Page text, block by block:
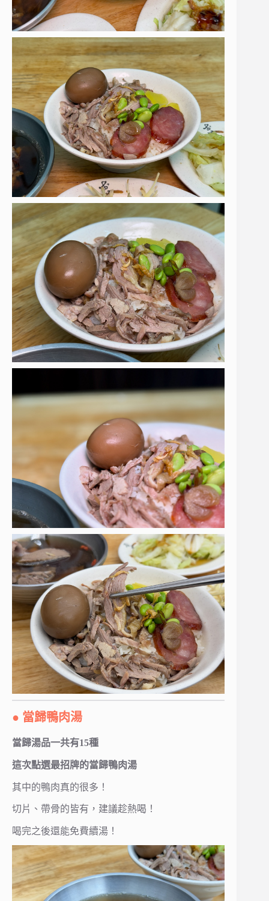
● 當歸鴨肉湯
當歸湯品一共有15種
這次點選最招牌的當歸鴨肉湯
其中的鴨肉真的很多！
切片、帶骨的皆有，建議趁熱喝！
喝完之後還能免費續湯！